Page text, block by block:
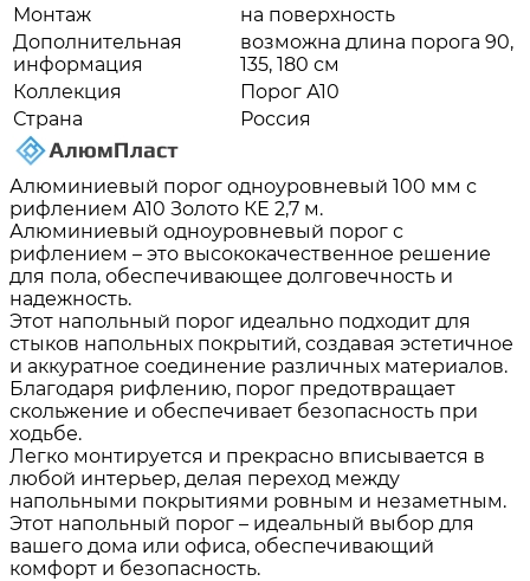
Монтаж
на поверхность
Дополнительная
информация
возможна длина порога 90,
135, 180 см
Коллекция
Порог А10
Страна
Россия
Алюминиевый порог одноуровневый 100 мм с
рифлением А10 Золото КЕ 2,7 м.
Алюминиевый одноуровневый порог с
рифлением – это высококачественное решение
для пола, обеспечивающее долговечность и
надежность.
Этот напольный порог идеально подходит для
стыков напольных покрытий, создавая эстетичное
и аккуратное соединение различных материалов.
Благодаря рифлению, порог предотвращает
скольжение и обеспечивает безопасность при
ходьбе.
Легко монтируется и прекрасно вписывается в
любой интерьер, делая переход между
напольными покрытиями ровным и незаметным.
Этот напольный порог – идеальный выбор для
вашего дома или офиса, обеспечивающий
комфорт и безопасность.